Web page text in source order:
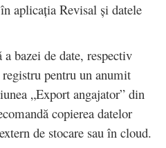
aplicația Revisal și datele
bazei de date, respectiv
pentru un anumit
„Export angajator” din
copierea datelor
de stocare sau în cloud.